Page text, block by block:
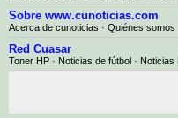
Sobre www.cunoticias.com
Acerca de cunoticias · Quiénes somos
Red Cuasar
Toner HP · Noticias de fútbol · Noticias